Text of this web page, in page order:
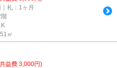
礼：1ヶ月
階
㎡
益費 3,000円)